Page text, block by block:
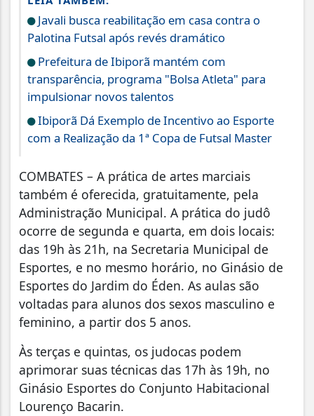
Javali busca reabilitação em casa contra o
Palotina Futsal após revés dramático
Prefeitura de Ibiporã mantém com
transparência, programa "Bolsa Atleta" para
impulsionar novos talentos
Ibiporã Dá Exemplo de Incentivo ao Esporte
com a Realização da 1ª Copa de Futsal Master
COMBATES – A prática de artes marciais
também é oferecida, gratuitamente, pela
Administração Municipal. A prática do judô
ocorre de segunda e quarta, em dois locais:
das 19h às 21h, na Secretaria Municipal de
Esportes, e no mesmo horário, no Ginásio de
Esportes do Jardim do Éden. As aulas são
voltadas para alunos dos sexos masculino e
feminino, a partir dos 5 anos.
Às terças e quintas, os judocas podem
aprimorar suas técnicas das 17h às 19h, no
Ginásio Esportes do Conjunto Habitacional
Lourenço Bacarin.